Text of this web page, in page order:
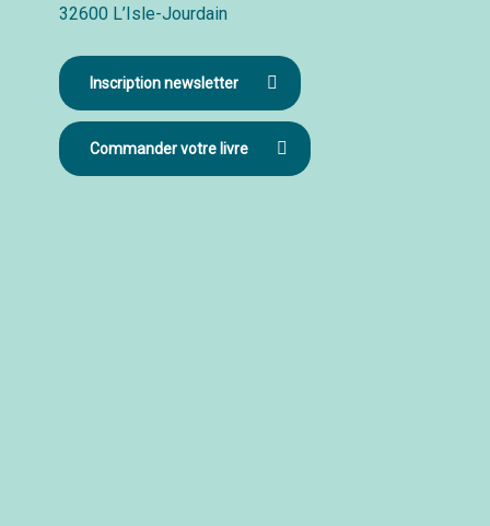
32600 L’Isle-Jourdain
Inscription newsletter
Commander votre livre